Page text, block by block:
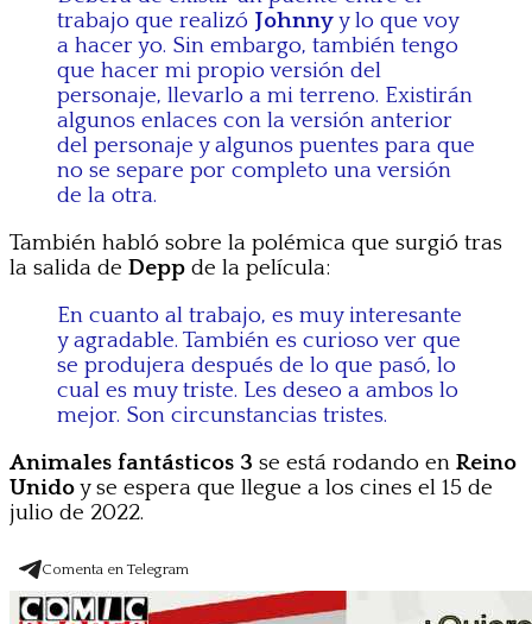
trabajo que realizó Johnnyy lo que voy
a hacer yo. Sin embargo, también tengo
que hacer mi propio versión del
personaje, llevarlo a mi terreno. Existirán
algunos enlaces con la versión anterior
del personaje y algunos puentes para que
no se separe por completo una versión
de la otra.
También habló sobre la polémica que surgió tras
la salida de Depp de la película:
En cuanto al trabajo, es muy interesante
y agradable. También es curioso ver que
se produjera después de lo que pasó, lo
cual es muy triste. Les deseo a ambos lo
mejor. Son circunstancias tristes.
Animales fantásticos 3 se está rodando en Reino
Unidoy se espera que llegue a los cines el 15 de
julio de 2022.
Comenta en Telegram